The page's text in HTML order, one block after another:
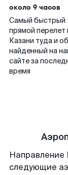
около 9 часов
Самый быстрый
прямой перелет
Казани туда и
найденный на
сайте за
время
следующие